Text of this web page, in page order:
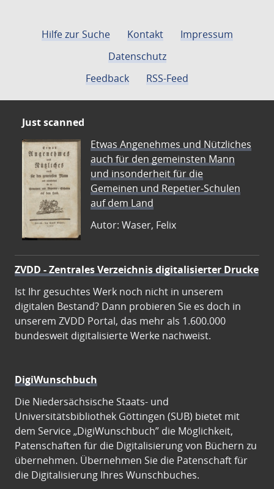
Hilfe zur Suche Kontakt
Impressum
Datenschutz
Feedback
RSS-Feed
Just scanned
Etwas Angenehmes und Nützliches
auch für den gemeinsten Mann
und insonderheit für die
Gemeinen und Repetier-Schulen
auf dem Land
Autor: Waser, Felix
ZVDD - Zentrales Verzeichnis digitalisierter Drucke
Ist Ihr gesuchtes Werk noch nicht in unserem
digitalen Bestand? Dann probieren Sie es doch in
unserem ZVDD Portal, das mehr als 1.600.000
bundesweit digitalisierte Werke nachweist.
DigiWunschbuch
Die Niedersächsische Staats- und
Universitätsbibliothek Göttingen (SUB) bietet mit
dem Service „DigiWunschbuch” die Möglichkeit,
Patenschaften für die Digitalisierung von Büchern zu
übernehmen. Übernehmen Sie die Patenschaft für
die Digitalisierung Ihres Wunschbuches.